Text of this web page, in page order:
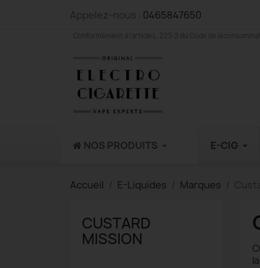
Appelez-nous : 0465847650
Conformément à l'article L. 223-2 du Code de la
NOS PRODUITS E-CIG
Accueil E-Liquides Marques
CUSTARD
MISSION